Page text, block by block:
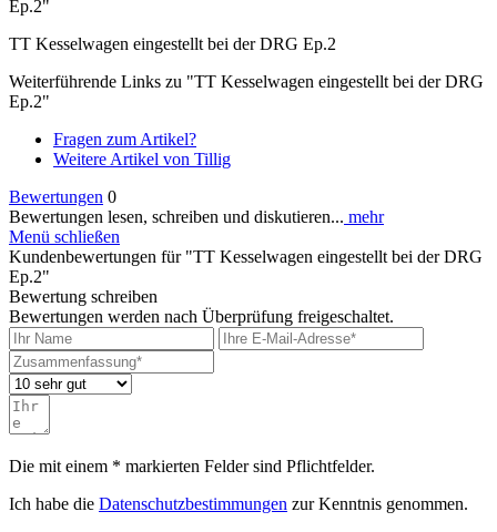
Ep.2"
TT Kesselwagen eingestellt bei der DRG Ep.2
Weiterführende Links zu "TT Kesselwagen eingestellt bei der DRG
Ep.2"
Fragen zum Artikel?
Weitere Artikel von Tillig
Bewertungen 0
Bewertungen lesen, schreiben und diskutieren... mehr
Menü schließen
Kundenbewertungen für "TT Kesselwagen eingestellt bei der DRG
Ep.2"
Bewertung schreiben
Bewertungen werden nach Überprüfung freigeschaltet.
Die mit einem * markierten Felder sind Pflichtfelder.
Ich habe die Datenschutzbestimmungen zur Kenntnis genommen.